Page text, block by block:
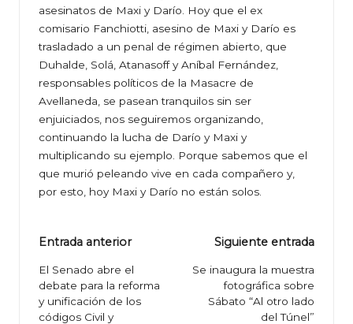
asesinatos de Maxi y Darío. Hoy que el ex
comisario Fanchiotti, asesino de Maxi y Darío es
trasladado a un penal de régimen abierto, que
Duhalde, Solá, Atanasoff y Aníbal Fernández,
responsables políticos de la Masacre de
Avellaneda, se pasean tranquilos sin ser
enjuiciados, nos seguiremos organizando,
continuando la lucha de Darío y Maxi y
multiplicando su ejemplo. Porque sabemos que el
que murió peleando vive en cada compañero y,
por esto, hoy Maxi y Darío no están solos.
Navegación
de
entradas
Entrada anterior
El Senado abre el
debate para la reforma
y unificación de los
códigos Civil y
Siguiente entrada
Se inaugura la muestra
fotográfica sobre
Sábato “Al otro lado
del Túnel”